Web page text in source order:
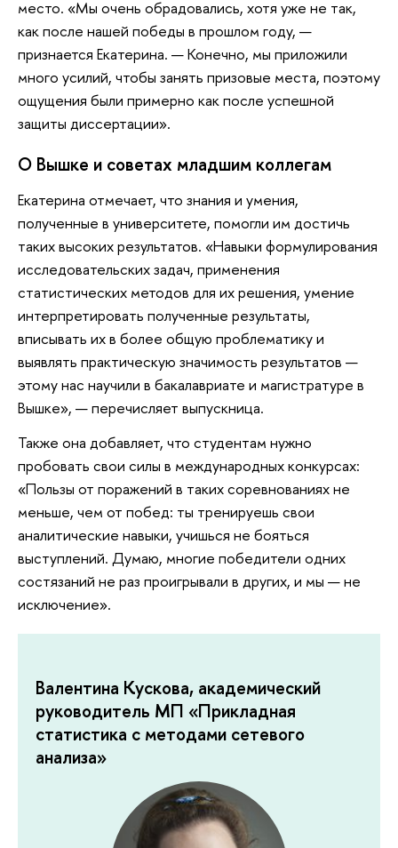
место. «Мы очень обрадовались, хотя уже не так,
как после нашей победы в прошлом году, —
признается Екатерина. — Конечно, мы приложили
много усилий, чтобы занять призовые места, поэтому
ощущения были примерно как после успешной
защиты диссертации».
О Вышке и советах младшим коллегам
Екатерина отмечает, что знания и умения,
полученные в университете, помогли им достичь
таких высоких результатов. «Навыки формулирования
исследовательских задач, применения
статистических методов для их решения, умение
интерпретировать полученные результаты,
вписывать их в более общую проблематику и
выявлять практическую значимость результатов —
этому нас научили в бакалавриате и магистратуре в
Вышке», — перечисляет выпускница.
Также она добавляет, что студентам нужно
пробовать свои силы в международных конкурсах:
«Пользы от поражений в таких соревнованиях не
меньше, чем от побед: ты тренируешь свои
аналитические навыки, учишься не бояться
выступлений. Думаю, многие победители одних
состязаний не раз проигрывали в других, и мы — не
исключение».
Валентина Кускова, академический
руководитель МП «Прикладная
статистика с методами сетевого
анализа»